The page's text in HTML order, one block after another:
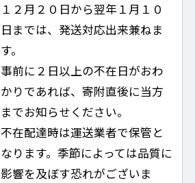
１２月２０日から翌年１月１０
日までは、発送対応出来兼ねま
す。
事前に２日以上の不在日がおわ
かりであれば、寄附直後に当方
までお知らせください。
不在配達時は運送業者で保管と
なります。季節によっては品質に
影響を及ぼす恐れがございま